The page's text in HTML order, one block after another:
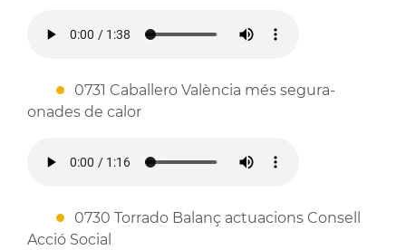
0731 Caballero València més segura-
onades de calor
0730 Torrado Balanç actuacions Consell
Acció Social